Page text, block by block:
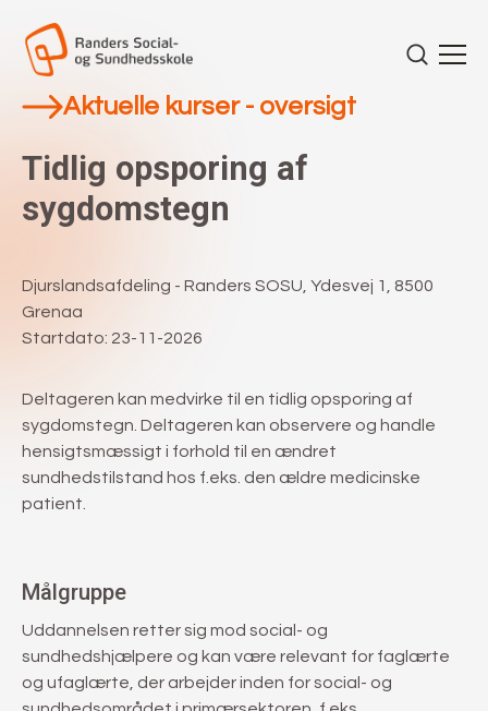
Aktuelle kurser - oversigt
Tidlig opsporing af
sygdomstegn
Djurslandsafdeling - Randers SOSU, Ydesvej 1, 8500
Grenaa
Startdato: 23-11-2026
Deltageren kan medvirke til en tidlig opsporing af
sygdomstegn. Deltageren kan observere og handle
hensigtsmæssigt i forhold til en ændret
sundhedstilstand hos f.eks. den ældre medicinske
patient.
Målgruppe
Uddannelsen retter sig mod social- og
sundhedshjælpere og kan være relevant for faglærte
og ufaglærte, der arbejder inden for social- og